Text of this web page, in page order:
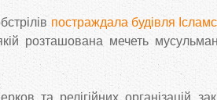
постраждала будівля
розташована мечеть
та релігійних організацій